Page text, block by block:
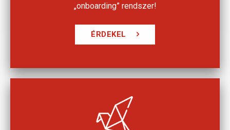
„onboarding” rendszer!
ÉRDEKEL